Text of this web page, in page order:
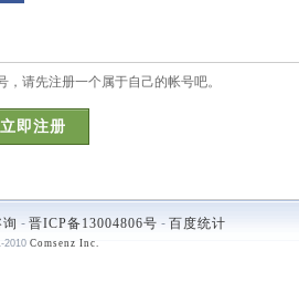
请先注册一个属于自己的帐号吧。
立即注册
- 晋ICP备13004806号 - 百度统计
2010 Comsenz Inc.